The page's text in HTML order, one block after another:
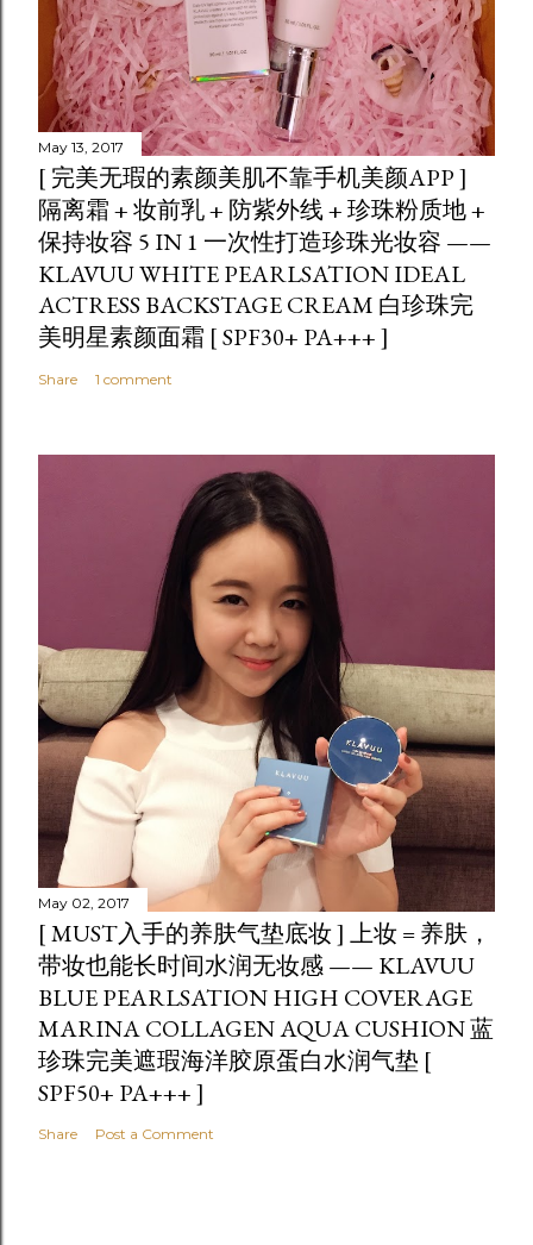
May 13, 2017
[ 完美无瑕的素颜美肌不靠手机美颜APP ]
隔离霜 + 妆前乳 + 防紫外线 + 珍珠粉质地 +
保持妆容 5 IN 1 一次性打造珍珠光妆容 ——
KLAVUU WHITE PEARLSATION IDEAL
ACTRESS BACKSTAGE CREAM 白珍珠完
美明星素颜面霜 [ SPF30+ PA+++ ]
Share 1 comment
May 02, 2017
[ MUST入手的养肤气垫底妆 ] 上妆 = 养肤，
带妆也能长时间水润无妆感 —— KLAVUU
BLUE PEARLSATION HIGH COVERAGE
MARINA COLLAGEN AQUA CUSHION 蓝
珍珠完美遮瑕海洋胶原蛋白水润气垫 [
SPF50+ PA+++ ]
Share Post a Comment